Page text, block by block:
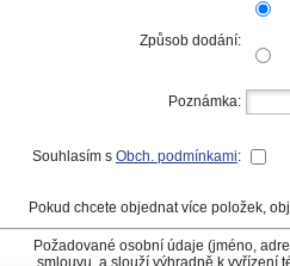
Způsob dodání:
Poznámka:
Souhlasím s Obch. podmínkami:
Pokud chcete objednat více položek,
Požadované osobní údaje (jméno,
smlouvu, a slouží výhradně k vyřízení